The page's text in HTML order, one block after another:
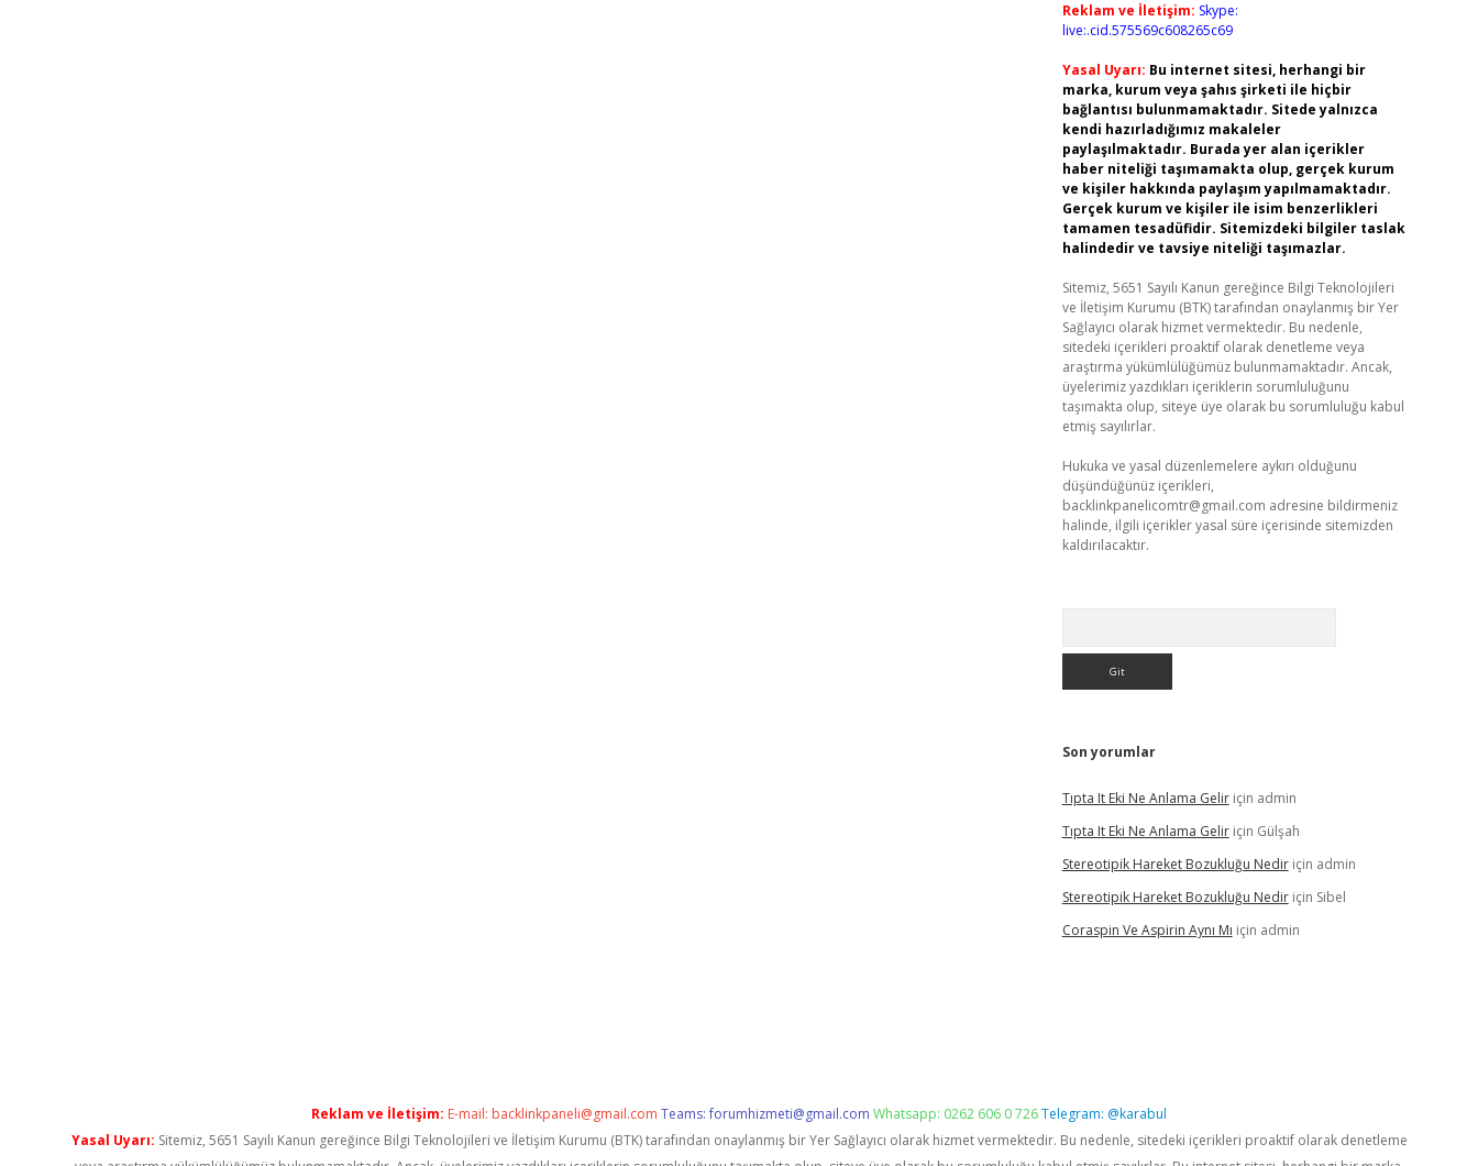
Reklam ve İletişim: Skype:
live:.cid.575569c608265c69
Yasal Uyarı: Bu internet sitesi, herhangi bir
marka, kurum veya şahıs şirketi ile hiçbir
bağlantısı bulunmamaktadır. Sitede yalnızca
kendi hazırladığımız makaleler
paylaşılmaktadır. Burada yer alan içerikler
haber niteliği taşımamakta olup, gerçek kurum
ve kişiler hakkında paylaşım yapılmamaktadır.
Gerçek kurum ve kişiler ile isim benzerlikleri
tamamen tesadüfidir. Sitemizdeki bilgiler taslak
halindedir ve tavsiye niteliği taşımazlar.
Sitemiz, 5651 Sayılı Kanun gereğince Bilgi Teknolojileri
ve İletişim Kurumu (BTK) tarafından onaylanmış bir Yer
Sağlayıcı olarak hizmet vermektedir. Bu nedenle,
sitedeki içerikleri proaktif olarak denetleme veya
araştırma yükümlülüğümüz bulunmamaktadır. Ancak,
üyelerimiz yazdıkları içeriklerin sorumluluğunu
taşımakta olup, siteye üye olarak bu sorumluluğu kabul
etmiş sayılırlar.
Hukuka ve yasal düzenlemelere aykırı olduğunu
düşündüğünüz içerikleri,
backlinkpanelicomtr@gmail.com adresine bildirmeniz
halinde, ilgili içerikler yasal süre içerisinde sitemizden
kaldırılacaktır.
Son yorumlar
Tıpta It Eki Ne Anlama Geliriçin admin
Tıpta It Eki Ne Anlama Geliriçin Gülşah
Stereotipik Hareket Bozukluğu Nediriçin admin
Stereotipik Hareket Bozukluğu Nediriçin Sibel
Coraspin Ve Aspirin Aynı Mı için admin
Reklam ve İletişim: E-mail: backlinkpaneli@gmail.com Teams:forumhizmeti@gmail.com Whatsapp: 0262 606 0 726Telegram: @karabul
Yasal Uyarı: Sitemiz, 5651 Sayılı Kanun gereğince Bilgi Teknolojileri ve İletişim Kurumu (BTK) tarafından onaylanmış bir Yer Sağlayıcı olarak hizmet vermektedir. Bu nedenle, sitedeki içerikleri proaktif olarak denetleme